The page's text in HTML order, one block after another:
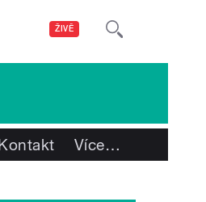
ŽIVĚ
Více…